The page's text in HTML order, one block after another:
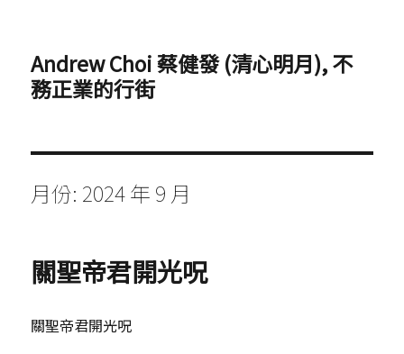
Andrew Choi 蔡健發 (清心明月), 不
務正業的行街
月份: 2024 年 9 月
關聖帝君開光呪
關聖帝君開光呪